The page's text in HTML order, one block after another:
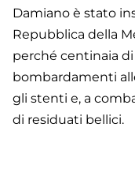
Damiano è stato
Repubblica della
perché centinaia
bombardamenti
gli stenti e, a
di residuati bellici.